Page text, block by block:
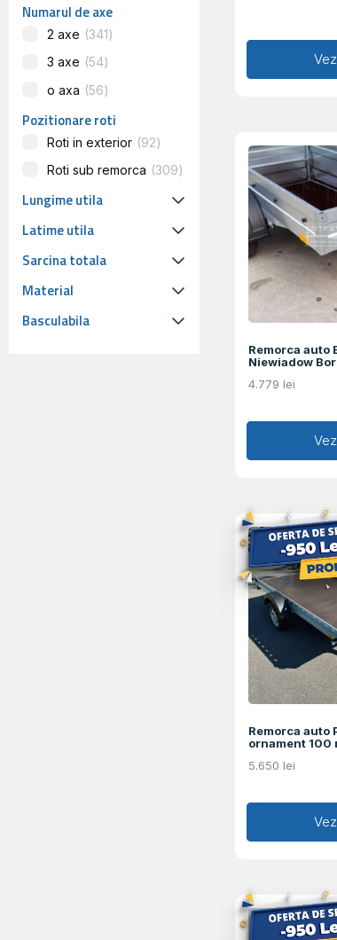
Numarul de axe
2 axe
341
3 axe
54
o axa
56
Pozitionare roti
Roti in exterior
92
Roti sub remorca
309
Lungime utila
Latime utila
Sarcina totala
Material
Basculabila
Remorca auto
Niewiadow
4.779 lei
Remorca auto
ornament 100
5.650 lei